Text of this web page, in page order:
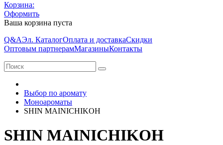
Корзина:
Оформить
Ваша корзина пуста
Q&AЭл. КаталогОплата и доставкаСкидки
Оптовым партнерамМагазиныКонтакты
Выбор по аромату
Моноароматы
SHIN MAINICHIKOH
SHIN MAINICHIKOH